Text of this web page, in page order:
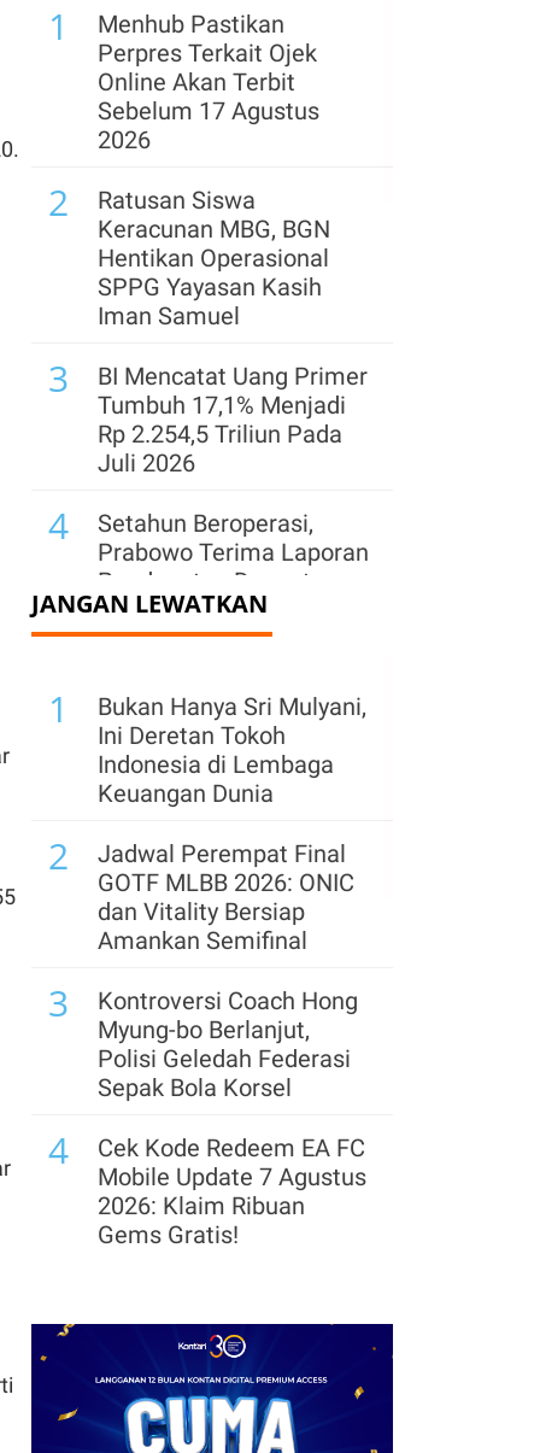
1
Menhub Pastikan
Perpres Terkait Ojek
Online Akan Terbit
Sebelum 17 Agustus
2026
2
Ratusan Siswa
Keracunan MBG, BGN
Hentikan Operasional
SPPG Yayasan Kasih
Iman Samuel
3
BI Mencatat Uang Primer
Tumbuh 17,1% Menjadi
Rp 2.254,5 Triliun Pada
Juli 2026
4
Setahun Beroperasi,
Prabowo Terima Laporan
Pendapatan Danantara
Naik 400%
44,75 Triliun ke JBS,
Perusahaan Daging Asal
Brasil
Prabowo Beri Nilai 88-89
Pada Kinerja Para
Menteri, Memuaskan
Tapi Bisa Ditingkatkan
dengan China & Rusia
Garap Trans Sumatra
dan Trans Kalimantan
Pusat Siap Ambil Alih
jika Daerah Tak Respons
Keluhan Rakyat
Presiden, Destry
Damayanti Calon Kuat?
10
Prabowo: Indonesia
Masih Tahan Harga BBM
JANGAN LEWATKAN
1
Bukan Hanya Sri Mulyani,
Ini Deretan Tokoh
Indonesia di Lembaga
Keuangan Dunia
2
Jadwal Perempat Final
GOTF MLBB 2026: ONIC
dan Vitality Bersiap
Amankan Semifinal
3
Kontroversi Coach Hong
Myung-bo Berlanjut,
Polisi Geledah Federasi
Sepak Bola Korsel
4
Cek Kode Redeem EA FC
Mobile Update 7 Agustus
2026: Klaim Ribuan
Gems Gratis!
Treasuri 9,63 Miliar, Cek
Profil Emiten DSSA
hingga Kinerjanya
Arsenal Perpanjang